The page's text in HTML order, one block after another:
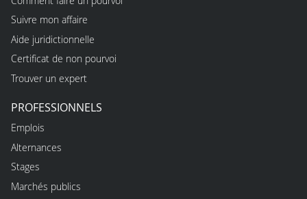
Suivre mon affaire
Aide juridictionnelle
Certificat de non pourvoi
Trouver un expert
PROFESSIONNELS
Emplois
Alternances
Stages
Marchés publics